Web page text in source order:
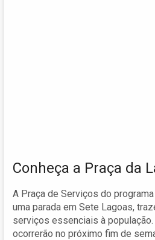
Conheça a Praça da
A Praça de Serviços do programa
uma parada em Sete Lagoas,
serviços essenciais à
ocorrerão no próximo fim de